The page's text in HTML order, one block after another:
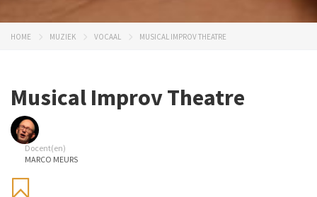
HOME MUZIEK VOCAAL MUSICAL IMPROV THEATRE
Musical Improv Theatre
Docent(en)
MARCO MEURS